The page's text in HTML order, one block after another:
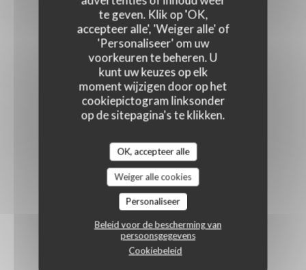
te geven. Klik op 'OK,
accepteer alle', 'Weiger alle' of
'Personaliseer' om uw
voorkeuren te beheren. U
kunt uw keuzes op elk
moment wijzigen door op het
cookiepictogram linksonder
op de sitepagina's te klikken.
OK, accepteer alle
Weiger alle cookies
Personaliseer
Beleid voor de bescherming van
persoonsgegevens
Cookiebeleid